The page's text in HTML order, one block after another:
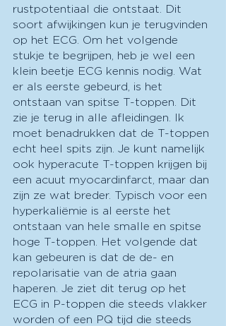
rustpotentiaal die ontstaat. Dit
soort afwijkingen kun je terugvinden
op het ECG. Om het volgende
stukje te begrijpen, heb je wel een
klein beetje ECG kennis nodig. Wat
er als eerste gebeurd, is het
ontstaan van spitse T-toppen. Dit
zie je terug in alle afleidingen. Ik
moet benadrukken dat de T-toppen
echt heel spits zijn. Je kunt namelijk
ook hyperacute T-toppen krijgen bij
een acuut myocardinfarct, maar dan
zijn ze wat breder. Typisch voor een
hyperkaliëmie is al eerste het
ontstaan van hele smalle en spitse
hoge T-toppen. Het volgende dat
kan gebeuren is dat de de- en
repolarisatie van de atria gaan
haperen. Je ziet dit terug op het
ECG in P-toppen die steeds vlakker
worden of een PQ tijd die steeds